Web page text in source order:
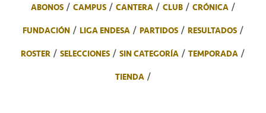
ABONOS CAMPUS CANTERA CLUB
CRÓNICA
FUNDACIÓN
LIGA ENDESA PARTIDOS
RESULTADOS
ROSTER
SELECCIONES SIN CATEGORÍA
TEMPORADA
TIENDA